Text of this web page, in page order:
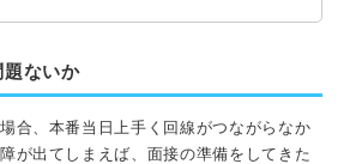
ないか
合、本番当日上手く回線がつながらなか
が出てしまえば、面接の準備をしてきた